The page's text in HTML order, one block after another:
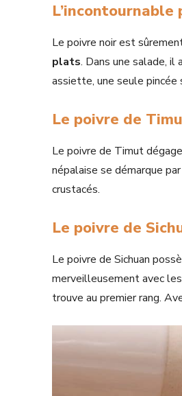
L’incontournable
Le poivre noir est
plats. Dans une salade,
assiette, une seule pincée
Le poivre de
Le poivre de Timut
népalaise se démarque
crustacés.
Le poivre de
Le poivre de Sichuan
merveilleusement avec
trouve au premier rang.